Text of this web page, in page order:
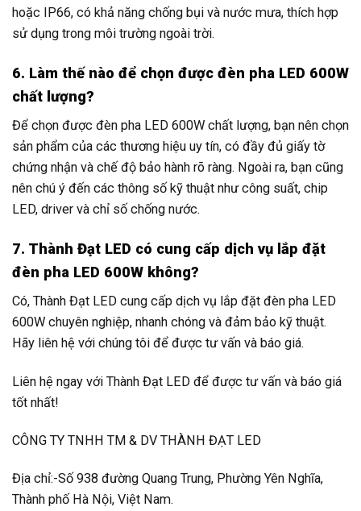
hoặc IP66, có khả năng chống bụi và nước mưa, thích hợp
sử dụng trong môi trường ngoài trời.
6. Làm thế nào để chọn được đèn pha LED 600W
chất lượng?
Để chọn được đèn pha LED 600W chất lượng, bạn nên chọn
sản phẩm của các thương hiệu uy tín, có đầy đủ giấy tờ
chứng nhận và chế độ bảo hành rõ ràng. Ngoài ra, bạn cũng
nên chú ý đến các thông số kỹ thuật như công suất, chip
LED, driver và chỉ số chống nước.
7. Thành Đạt LED có cung cấp dịch vụ lắp đặt
đèn pha LED 600W không?
Có, Thành Đạt LED cung cấp dịch vụ lắp đặt đèn pha LED
600W chuyên nghiệp, nhanh chóng và đảm bảo kỹ thuật.
Hãy liên hệ với chúng tôi để được tư vấn và báo giá.
Liên hệ ngay với Thành Đạt LED để được tư vấn và báo giá
tốt nhất!
CÔNG TY TNHH TM & DV THÀNH ĐẠT LED
Địa chỉ:-Số 938 đường Quang Trung, Phường Yên Nghĩa,
Thành phố Hà Nội, Việt Nam.